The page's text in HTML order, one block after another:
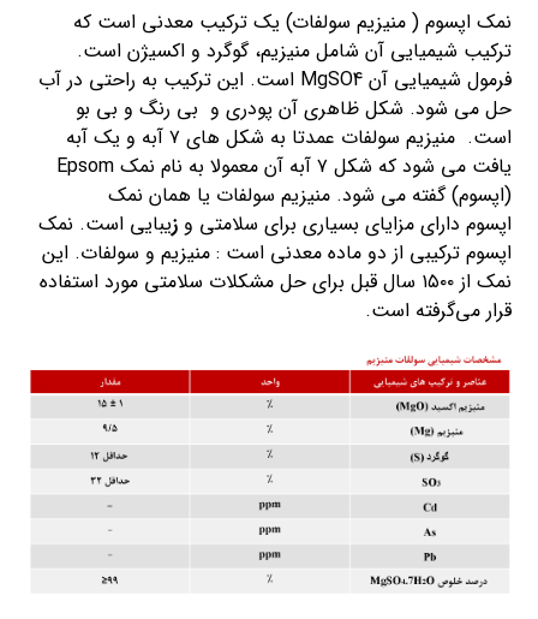
نمک اپسوم ( منیزیم سولفات) یک ترکیب معدنی است که
ترکیب شیمیایی آن شامل منیزیم، گوگرد و اکسیژن است.
فرمول شیمیایی آن MgSO4 است. این ترکیب به راحتی در آب
حل می شود. شکل ظاهری آن پودری و بی رنگ و بی بو
است. منیزیم سولفات عمدتا به شکل های ۷ آبه و یک آبه
یافت می شود که شکل ۷ آبه آن معمولا به نام نمک Epsom
(اپسوم) گفته می شود. منیزیم سولفات یا همان نمک
اپسوم دارای مزایای بسیاری برای سلامتی وزیبایی است. نمک
اپسوم ترکیبی از دو ماده معدنی است : منیزیم و سولفات. این
نمک از ۱۵۰۰ سال قبل برای حل مشکلات سلامتی مورد استفاده
قرار می‌گرفته است.